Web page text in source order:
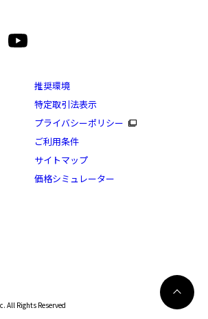
ス]BASIC STYLE
14E1/フレームカラー：ブラック/
ールでお知らせします。
お約束するものではありません。
い場合もございますので予めご了承ください。
」はZoffオンラインストアで取り扱っている商品が対象
再入荷のお知らせ
推奨環境
特定取引法表示
プライバシーポリシー
ご利用条件
サイトマップ
価格シミュレーター
All Rights Reserved